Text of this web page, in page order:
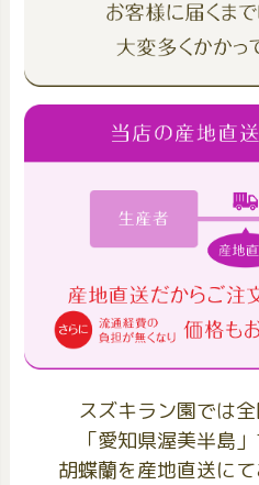
スズキラン園では
「愛知県渥美半島
胡蝶蘭を産地直送に